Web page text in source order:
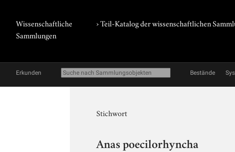
Wissenschaftliche
Sammlungen
› Teil-Katalog der wissenschaftlichen
Erkunden Bestände
Stichwort
Anas poecilorhyncha